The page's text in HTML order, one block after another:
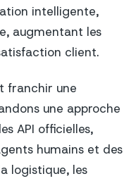
intelligente,
augmentant les
client.
franchir une
une approche
API officielles,
humains et des
logistique, les